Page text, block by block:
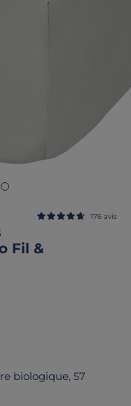
Fil &
176 avis
biologique, 57